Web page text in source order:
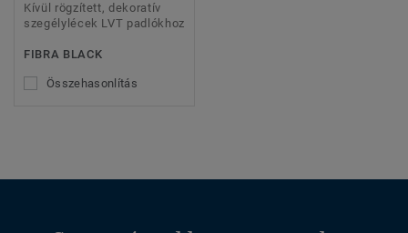
Kívül rögzített, dekoratív
szegélylécek LVT padlókhoz
FIBRA BLACK
Összehasonlítás